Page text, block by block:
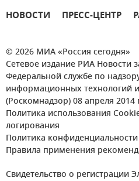
НОВОСТИ ПРЕСС-ЦЕНТР
© 2026 МИА «Россия сегодня»
Сетевое издание РИА Новости
Федеральной службе по
информационных технологий
(Роскомнадзор) 08 апреля 2014
Политика использования
логирования
Политика конфиденциальности
Правила применения
Свидетельство о регистрации